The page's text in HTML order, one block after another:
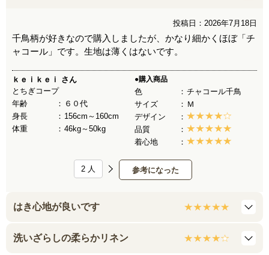
投稿日：2026年7月18日
千鳥柄が好きなので購入しましたが、かなり細かくほぼ「チ
ャコール」です。生地は薄くはないです。
ｋｅｉｋｅｉ
さん
とちぎコープ
年齢
６０代
身長
156cm～160cm
体重
46kg～50kg
●購入商品
色
チャコール千鳥
サイズ
Ｍ
デザイン
品質
着心地
参考になった
2 人
はき心地が良いです
洗いざらしの柔らかリネン